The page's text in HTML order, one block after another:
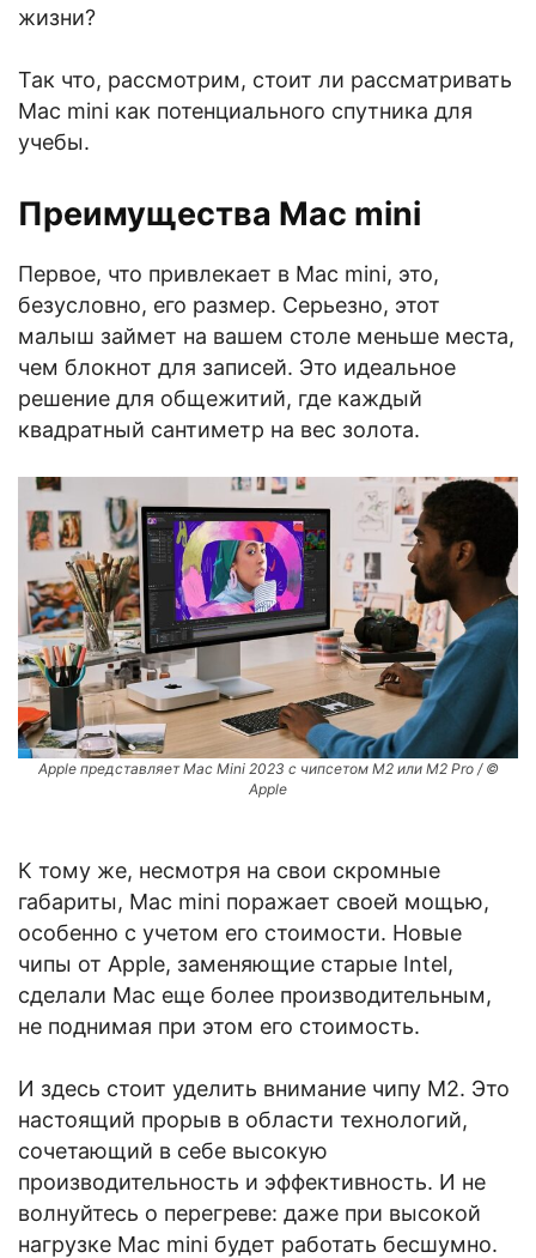
жизни?
Так что, рассмотрим, стоит ли рассматривать
Mac mini как потенциального спутника для
учебы.
Преимущества Mac mini
Первое, что привлекает в Mac mini, это,
безусловно, его размер. Серьезно, этот
малыш займет на вашем столе меньше места,
чем блокнот для записей. Это идеальное
решение для общежитий, где каждый
квадратный сантиметр на вес золота.
Apple представляет Mac Mini 2023 с чипсетом M2 или M2 Pro / ©
Apple
К тому же, несмотря на свои скромные
габариты, Mac mini поражает своей мощью,
особенно с учетом его стоимости. Новые
чипы от Apple, заменяющие старые Intel,
сделали Mac еще более производительным,
не поднимая при этом его стоимость.
И здесь стоит уделить внимание чипу M2. Это
настоящий прорыв в области технологий,
сочетающий в себе высокую
производительность и эффективность. И не
волнуйтесь о перегреве: даже при высокой
нагрузке Mac mini будет работать бесшумно.